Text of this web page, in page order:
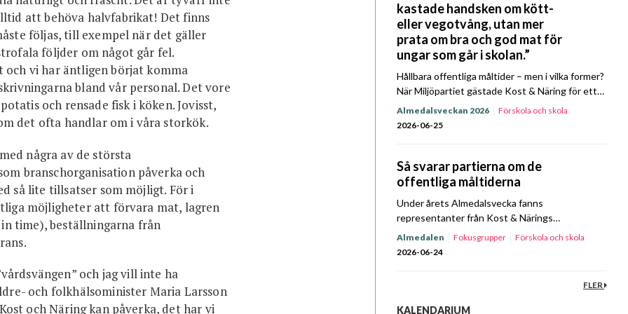
att behöva halvfabrikat! Det finns
följas, till exempel när det gäller
följder om något går fel.
och vi har äntligen börjat komma
bland vår personal. Det vore
och rensade fisk i köken. Jovisst,
det ofta handlar om i våra storkök.
några av de största
branschorganisation påverka och
så lite tillsatser som möjligt. För i
möjligheter att förvara mat, lagren
time), beställningarna från
och jag vill inte ha
och folkhälsominister Maria Larsson
och Näring kan påverka, det har vi
kastade handsken om kött-
eller vegotvång, utan mer
prata om bra och god mat för
ungar som går i skolan.”
Hållbara offentliga måltider – men i vilka former?
När Miljöpartiet gästade Kost & Näring för ett
Prat om Mat Almedalsspecial kretsade samtalet
bland annat kring prioriteringar, ansvar och
Almedalsveckan 2026
Förskola och skola
Hållbarhet
2026-06-25
Så svarar partierna om de
offentliga måltiderna
Under årets Almedalsvecka fanns
representanter från Kost & Närings
fokusgrupper och styrelse på plats i Visby för
att driva föreningens frågor. På
Almedalen Fokusgrupper
Förskola och skola
Hållbarhet
2026-06-24
FLER
KALENDARIUM